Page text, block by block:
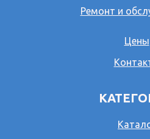
Цены
Ремонт и